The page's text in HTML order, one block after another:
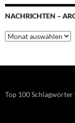
NACHRICHTEN –
Nachrichten
–
Top 100 Schlagwörter